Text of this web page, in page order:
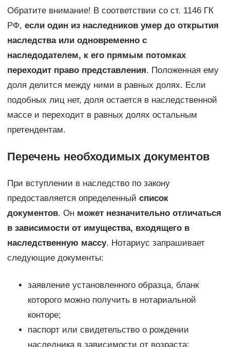
Обратите внимание! В соответствии со ст. 1146 ГК
РФ, если один из наследников умер до открытия
наследства или одновременно с
наследодателем, к его прямым потомках
переходит право представления. Положенная ему
доля делится между ними в равных долях. Если
подобных лиц нет, доля остается в наследственной
массе и переходит в равных долях остальным
претендентам.
Перечень необходимых документов
При вступлении в наследство по закону
предоставляется определенный список
документов. Он может незначительно отличаться
в зависимости от имущества, входящего в
наследственную массу. Нотариус запрашивает
следующие документы:
заявление установленного образца, бланк
которого можно получить в нотариальной
конторе;
паспорт или свидетельство о рождении
наследника в зависимости от возраста;